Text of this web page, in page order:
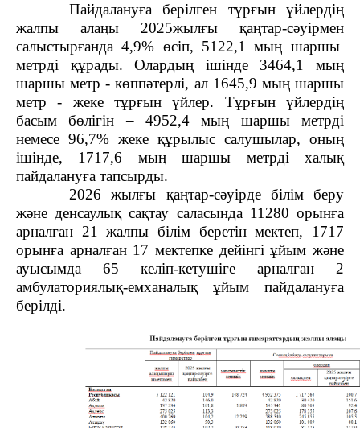
Пайдалануға берілген тұрғын үйлердің
жалпы алаңы 2025жылғы қаңтар-сәуірмен
салыстырғанда 4,9% өсіп, 5122,1 мың шаршы
метрді құрады. Олардың ішінде 3464,1 мың
шаршы метр - көппәтерлі, ал 1645,9 мың шаршы
метр - жеке тұрғын үйлер. Тұрғын үйлердің
басым бөлігін – 4952,4 мың шаршы метрді
немесе 96,7% жеке құрылыс салушылар, оның
ішінде, 1717,6 мың шаршы метрді халық
пайдалануға тапсырды.
2026 жылғы қаңтар-сәуірде білім беру
және денсаулық сақтау саласында 11280 орынға
арналған 21 жалпы білім беретін мектеп, 1717
орынға арналған 17 мектепке дейінгі ұйым және
ауысымда 65 келіп-кетушіге арналған 2
амбулаториялық-емханалық ұйым пайдалануға
берілді.